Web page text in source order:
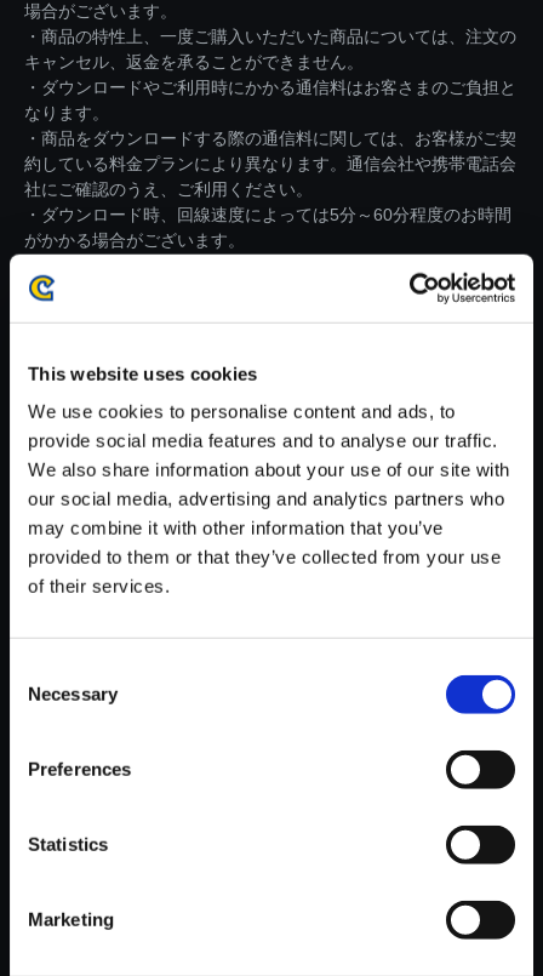
This website uses cookies
We use cookies to personalise content and ads, to
provide social media features and to analyse our traffic.
We also share information about your use of our site with
our social media, advertising and analytics partners who
may combine it with other information that you’ve
provided to them or that they’ve collected from your use
of their services.
Selection
Necessary
Preferences
Statistics
Marketing
場合がございます。
・商品の特性上、一度ご購入いただいた商品については、注文の
キャンセル、返金を承ることができません。
・ダウンロードやご利用時にかかる通信料はお客さまのご負担と
なります。
・商品をダウンロードする際の通信料に関しては、お客様がご契
約している料金プランにより異なります。通信会社や携帯電話会
社にご確認のうえ、ご利用ください。
・ダウンロード時、回線速度によっては5分～60分程度のお時間
がかかる場合がございます。
が安定しているWifi環境でお試しください。
【単曲】We are ROCK-MEN！
ROCKMAN2／TITLE
200円
10ポイント付与